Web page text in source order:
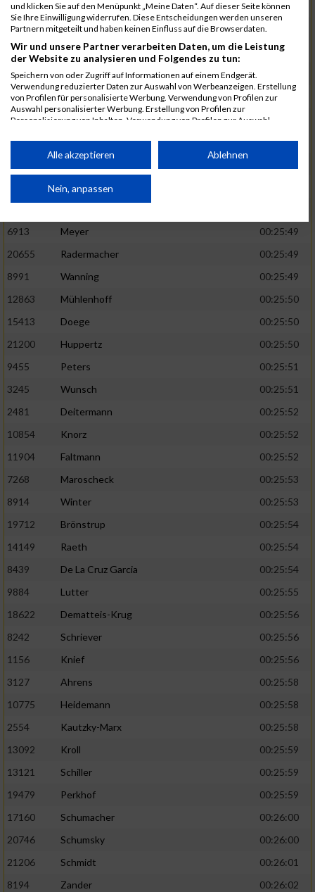
1582 Funken
00:25:42
12220
Cosma
00:25:43
9678
Exner
00:25:43
11817
Schmaul-Klaibee
6812
Koch
00:25:47
9610
Linß
00:25:47
706
Wehmeier
00:25:48
Küpper
Inhoff
6913
Meyer
00:25:49
20655
Radermacher
00:25:49
8991
Wanning
00:25:49
12863
Mühlenhoff
00:25:50
15413
Doege
00:25:50
21200
Huppertz
00:25:50
9455
Peters
00:25:51
3245
Wunsch
00:25:51
2481
Deitermann
00:25:52
10854
Knorz
00:25:52
11904
Faltmann
00:25:52
7268
Maroscheck
00:25:53
8914
Winter
00:25:53
19712
Brönstrup
00:25:54
14149
Raeth
00:25:54
8439
De La Cruz Garcia
00:25:54
9884
Lutter
00:25:55
18622
Dematteis-Krug
00:25:56
8242
Schriever
00:25:56
1156
Knief
00:25:56
3127
Ahrens
00:25:58
10775
Heidemann
00:25:58
2554
Kautzky-Marx
00:25:58
13092
Kroll
00:25:59
13121
Schiller
00:25:59
19479
Perkhof
00:25:59
17160
Schumacher
00:26:00
20746
Schumsky
00:26:00
21206
Schmidt
00:26:01
8194
Zander
00:26:02
und klicken Sie auf den Menüpunkt „Meine Daten“. Auf dieser Seite können
Sie Ihre Einwilligung widerrufen. Diese Entscheidungen werden unseren
Partnern mitgeteilt und haben keinen Einfluss auf die Browserdaten.
Wir und unsere Partner verarbeiten Daten, um die Leistung
der Website zu analysieren und Folgendes zu tun:
Speichern von oder Zugriff auf Informationen auf einem Endgerät.
Verwendung reduzierter Daten zur Auswahl von Werbeanzeigen. Erstellung
von Profilen für personalisierte Werbung. Verwendung von Profilen zur
Auswahl personalisierter Werbung. Erstellung von Profilen zur
Personalisierung von Inhalten. Verwendung von Profilen zur Auswahl
Performance von Inhalten. Analyse von Zielgruppen durch Statistiken oder
Kombinationen von Daten aus verschiedenen Quellen. Entwicklung und
von Inhalten.
Daten können außerhalb der Europäischen Union weitergegeben und in die
Website/App.
Partnerliste anzeigen (1 IAB-Anbieter)
Wir nutzen Ihre Daten für folgende Zwecke:
Speichern von oder Zugriff auf Informationen
auf einem Endgerät
von Werbeanzeigen
Werbung
personalisierter Werbung
von Inhalten
personalisierter Inhalte
Analyse von Zielgruppen durch Statistiken
verschiedenen Quellen
Verwendung reduzierter Daten zur Auswahl
IAB-Besonderheiten:
Verwendung genauer Standortdaten
Informationen identifizieren
Alle akzeptieren Ablehnen
Nein, anpassen